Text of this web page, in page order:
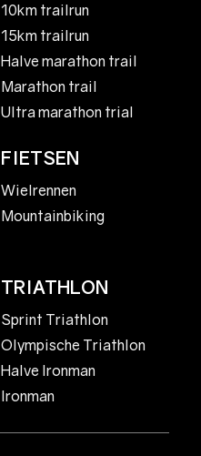
10km trailrun
15km trailrun
Halve marathon trail
Marathon trail
Ultra marathon trial
FIETSEN
Wielrennen
Mountainbiking
TRIATHLON
Sprint Triathlon
Olympische Triathlon
Halve Ironman
Ironman